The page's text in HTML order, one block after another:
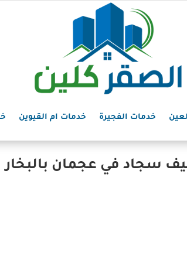
خدمات الفجيرة خدمات ام القيوين
سجاد في عجمان بالبخار